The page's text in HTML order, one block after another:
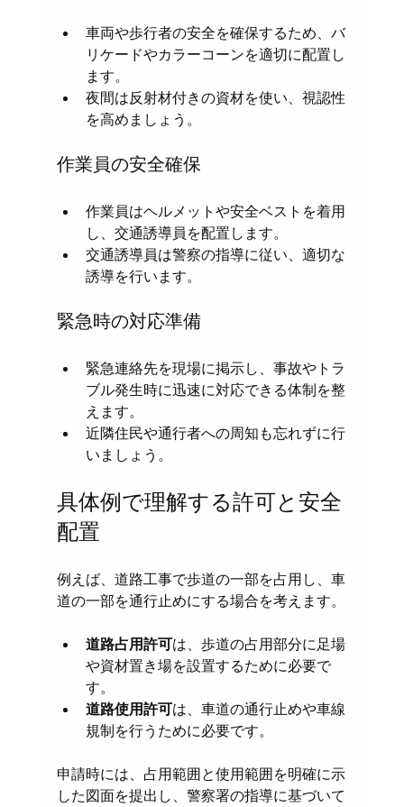
車両や歩行者の安全を確保するため、バ
リケードやカラーコーンを適切に配置し
ます。
夜間は反射材付きの資材を使い、視認性
を高めましょう。
作業員の安全確保
作業員はヘルメットや安全ベストを着用
し、交通誘導員を配置します。
交通誘導員は警察の指導に従い、適切な
誘導を行います。
緊急時の対応準備
緊急連絡先を現場に掲示し、事故やトラ
ブル発生時に迅速に対応できる体制を整
えます。
近隣住民や通行者への周知も忘れずに行
いましょう。
具体例で理解する許可と安全
配置
例えば、道路工事で歩道の一部を占用し、車
道の一部を通行止めにする場合を考えます。
道路占用許可は、歩道の占用部分に足場
や資材置き場を設置するために必要で
す。
道路使用許可は、車道の通行止めや車線
規制を行うために必要です。
申請時には、占用範囲と使用範囲を明確に示
した図面を提出し、警察署の指導に基づいて